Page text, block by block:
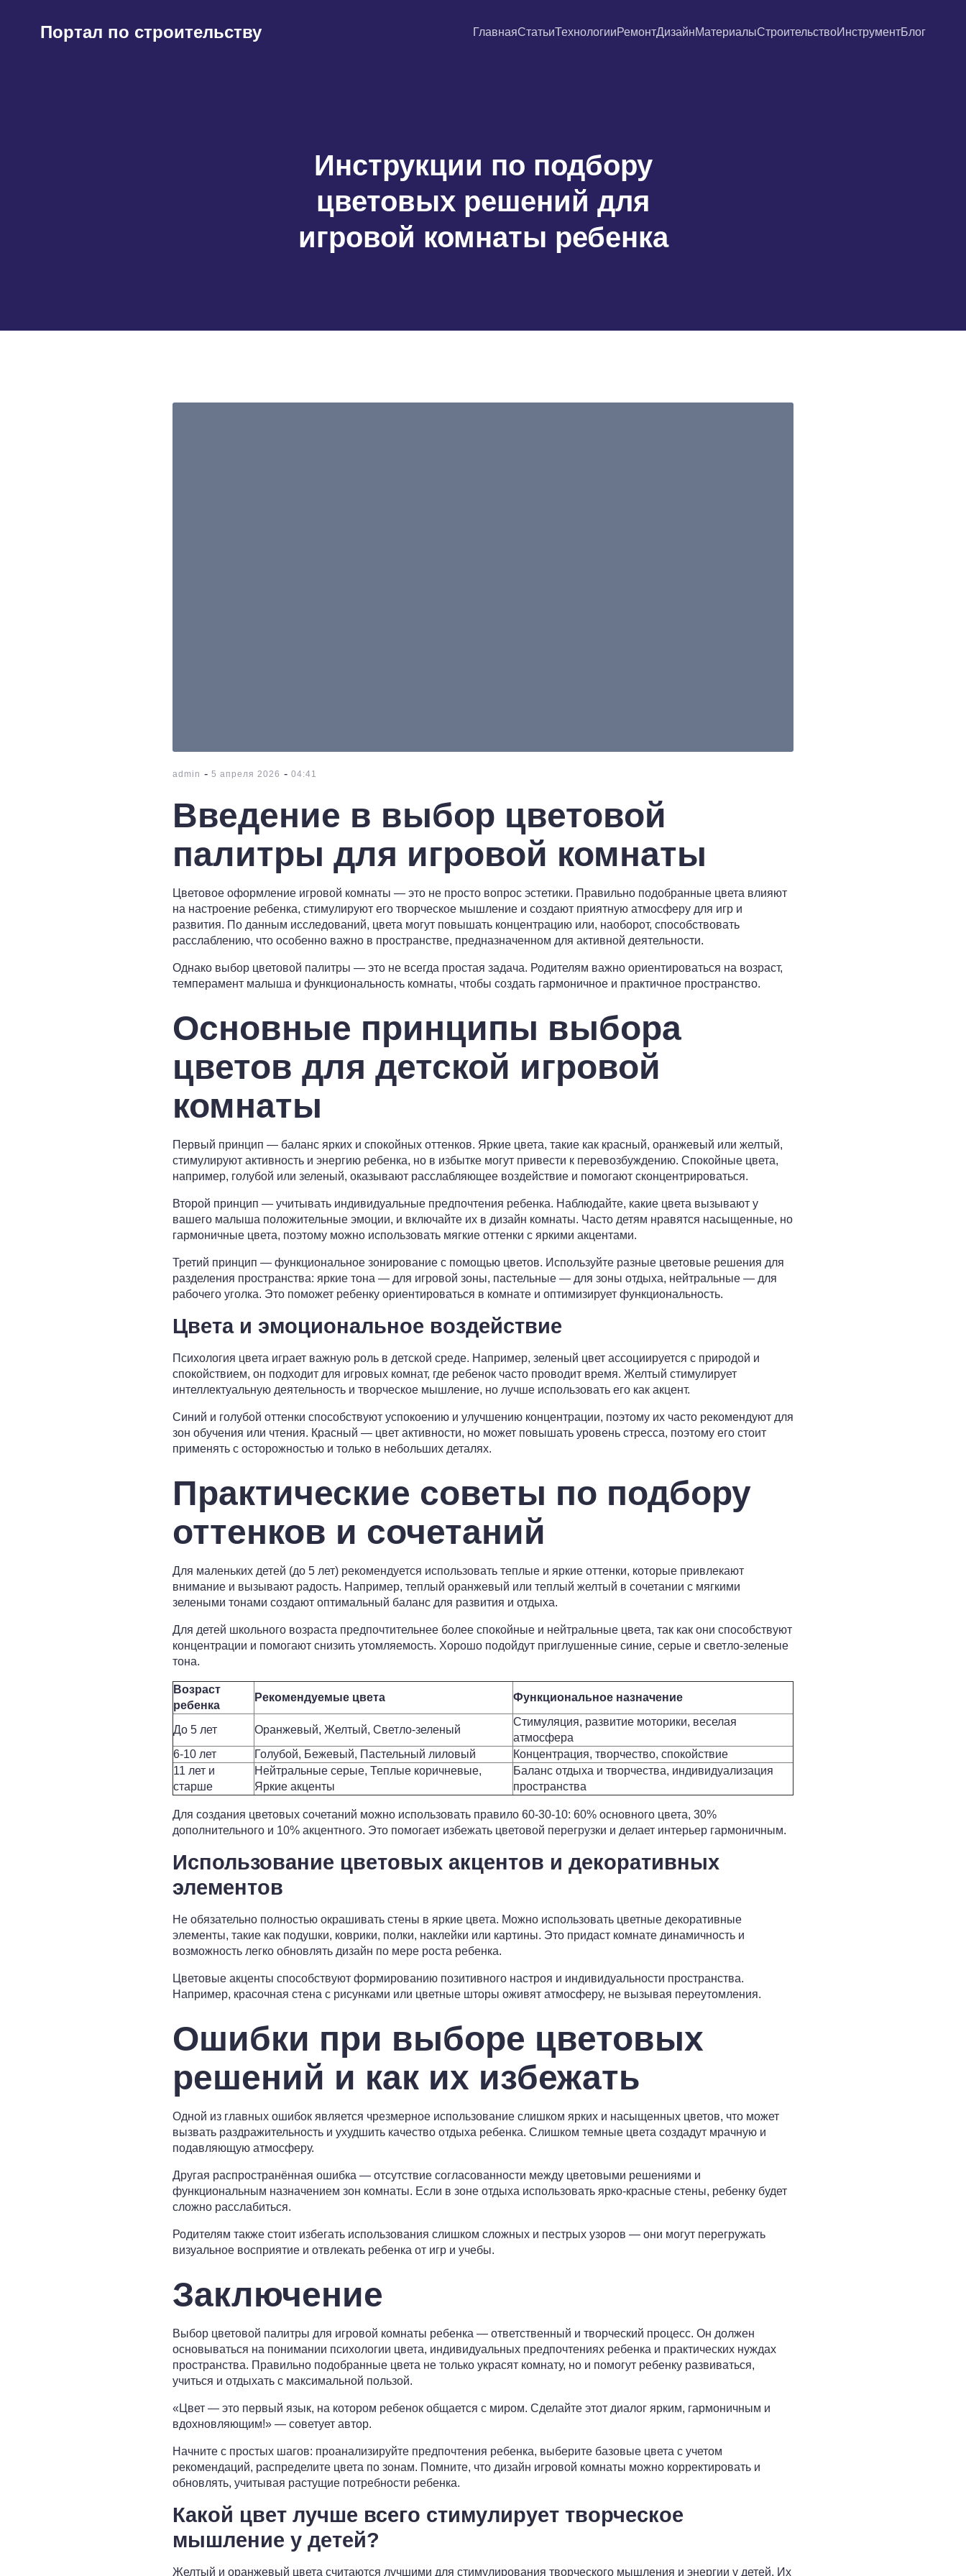
содержимомуПортал по строительству ГлавнаяСтатьиТехнологииРемонтДизайнМатериалыСтроительствоИнструментБлог
Инструкции по подбору
цветовых решений для
игровой комнаты ребенка
admin - 5 апреля 2026 - 04:41
Введение в выбор цветовой
палитры для игровой комнаты
Цветовое оформление игровой комнаты — это не просто вопрос эстетики. Правильно подобранные цвета влияют
на настроение ребенка, стимулируют его творческое мышление и создают приятную атмосферу для игр и
развития. По данным исследований, цвета могут повышать концентрацию или, наоборот, способствовать
расслаблению, что особенно важно в пространстве, предназначенном для активной деятельности.
Однако выбор цветовой палитры — это не всегда простая задача. Родителям важно ориентироваться на возраст,
темперамент малыша и функциональность комнаты, чтобы создать гармоничное и практичное пространство.
Основные принципы выбора
цветов для детской игровой
комнаты
Первый принцип — баланс ярких и спокойных оттенков. Яркие цвета, такие как красный, оранжевый или желтый,
стимулируют активность и энергию ребенка, но в избытке могут привести к перевозбуждению. Спокойные цвета,
например, голубой или зеленый, оказывают расслабляющее воздействие и помогают сконцентрироваться.
Второй принцип — учитывать индивидуальные предпочтения ребенка. Наблюдайте, какие цвета вызывают у
вашего малыша положительные эмоции, и включайте их в дизайн комнаты. Часто детям нравятся насыщенные, но
гармоничные цвета, поэтому можно использовать мягкие оттенки с яркими акцентами.
Третий принцип — функциональное зонирование с помощью цветов. Используйте разные цветовые решения для
разделения пространства: яркие тона — для игровой зоны, пастельные — для зоны отдыха, нейтральные — для
рабочего уголка. Это поможет ребенку ориентироваться в комнате и оптимизирует функциональность.
Цвета и эмоциональное воздействие
Психология цвета играет важную роль в детской среде. Например, зеленый цвет ассоциируется с природой и
спокойствием, он подходит для игровых комнат, где ребенок часто проводит время. Желтый стимулирует
интеллектуальную деятельность и творческое мышление, но лучше использовать его как акцент.
Синий и голубой оттенки способствуют успокоению и улучшению концентрации, поэтому их часто рекомендуют для
зон обучения или чтения. Красный — цвет активности, но может повышать уровень стресса, поэтому его стоит
применять с осторожностью и только в небольших деталях.
Практические советы по подбору
оттенков и сочетаний
Для маленьких детей (до 5 лет) рекомендуется использовать теплые и яркие оттенки, которые привлекают
внимание и вызывают радость. Например, теплый оранжевый или теплый желтый в сочетании с мягкими
зелеными тонами создают оптимальный баланс для развития и отдыха.
Для детей школьного возраста предпочтительнее более спокойные и нейтральные цвета, так как они способствуют
концентрации и помогают снизить утомляемость. Хорошо подойдут приглушенные синие, серые и светло-зеленые
тона.
Возраст
ребенка
Рекомендуемые цвета Функциональное назначение
До 5 лет Оранжевый, Желтый, Светло-зеленый
Стимуляция, развитие моторики, веселая
атмосфера
6-10 лет
Голубой, Бежевый, Пастельный лиловый
Концентрация, творчество, спокойствие
11 лет и
старше
Нейтральные серые, Теплые коричневые,
Яркие акценты
Баланс отдыха и творчества, индивидуализация
пространства
Для создания цветовых сочетаний можно использовать правило 60-30-10: 60% основного цвета, 30%
дополнительного и 10% акцентного. Это помогает избежать цветовой перегрузки и делает интерьер гармоничным.
Использование цветовых акцентов и декоративных
элементов
Не обязательно полностью окрашивать стены в яркие цвета. Можно использовать цветные декоративные
элементы, такие как подушки, коврики, полки, наклейки или картины. Это придаст комнате динамичность и
возможность легко обновлять дизайн по мере роста ребенка.
Цветовые акценты способствуют формированию позитивного настроя и индивидуальности пространства.
Например, красочная стена с рисунками или цветные шторы оживят атмосферу, не вызывая переутомления.
Ошибки при выборе цветовых
решений и как их избежать
Одной из главных ошибок является чрезмерное использование слишком ярких и насыщенных цветов, что может
вызвать раздражительность и ухудшить качество отдыха ребенка. Слишком темные цвета создадут мрачную и
подавляющую атмосферу.
Другая распространённая ошибка — отсутствие согласованности между цветовыми решениями и
функциональным назначением зон комнаты. Если в зоне отдыха использовать ярко-красные стены, ребенку будет
сложно расслабиться.
Родителям также стоит избегать использования слишком сложных и пестрых узоров — они могут перегружать
визуальное восприятие и отвлекать ребенка от игр и учебы.
Заключение
Выбор цветовой палитры для игровой комнаты ребенка — ответственный и творческий процесс. Он должен
основываться на понимании психологии цвета, индивидуальных предпочтениях ребенка и практических нуждах
пространства. Правильно подобранные цвета не только украсят комнату, но и помогут ребенку развиваться,
учиться и отдыхать с максимальной пользой.
«Цвет — это первый язык, на котором ребенок общается с миром. Сделайте этот диалог ярким, гармоничным и
вдохновляющим!» — советует автор.
Начните с простых шагов: проанализируйте предпочтения ребенка, выберите базовые цвета с учетом
рекомендаций, распределите цвета по зонам. Помните, что дизайн игровой комнаты можно корректировать и
обновлять, учитывая растущие потребности ребенка.
Какой цвет лучше всего стимулирует творческое
мышление у детей?
Желтый и оранжевый цвета считаются лучшими для стимулирования творческого мышления и энергии у детей. Их